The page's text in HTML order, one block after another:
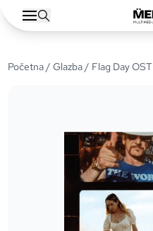
Početna/Glazba/ Flag Day OST